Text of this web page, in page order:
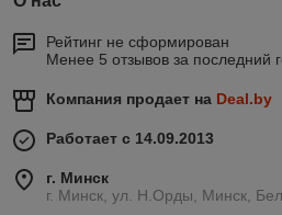
Рейтинг не сформирован
Менее 5 отзывов за последний
Компания продает на Deal.by
Работает с 14.09.2013
г. Минск
г. Минск, ул. Н.Орды, Минск,